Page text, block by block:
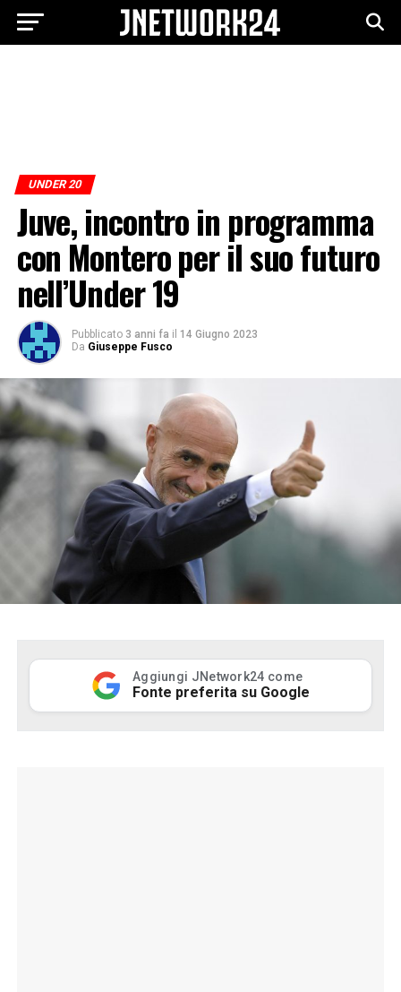
UNDER 20
Juve, incontro in programma
con Montero per il suo futuro
nell’Under 19
Pubblicato 3 anni fa il 14 Giugno 2023
Da Giuseppe Fusco
Aggiungi JNetwork24 come
Fonte preferita su Google